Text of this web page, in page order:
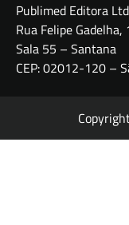
Publimed Editora
Rua Felipe Gadelha,
Sala 55 – Santana
CEP: 02012-120 –